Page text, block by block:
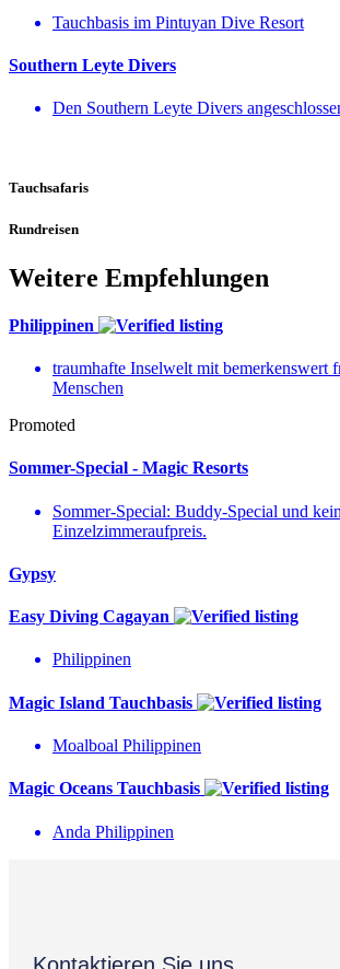
Tauchbasis im Pintuyan Dive Resort
Southern Leyte Divers
Den Southern Leyte Divers
Tauchsafaris
Rundreisen
Weitere Empfehlungen
Philippinen
traumhafte Inselwelt mit bemerkenswert
Menschen
Promoted
Sommer-Special - Magic Resorts
Sommer-Special: Buddy-Special und kein
Einzelzimmeraufpreis.
Gypsy
Easy Diving Cagayan
Philippinen
Magic Island Tauchbasis
Moalboal Philippinen
Magic Oceans Tauchbasis
Anda Philippinen